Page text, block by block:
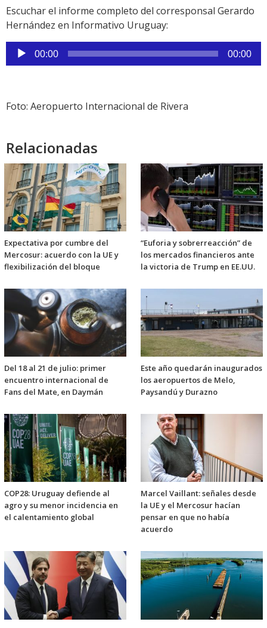
Escuchar el informe completo del corresponsal Gerardo
Hernández en Informativo Uruguay:
Reproductor
de
00:00 00:00
Foto: Aeropuerto Internacional de Rivera
Relacionadas
Expectativa por cumbre del
Mercosur: acuerdo con la UE y
flexibilización del bloque
“Euforia y sobrerreacción” de
los mercados financieros ante
la victoria de Trump en EE.UU.
Del 18 al 21 de julio: primer
encuentro internacional de
Fans del Mate, en Daymán
Este año quedarán inaugurados
los aeropuertos de Melo,
Paysandú y Durazno
COP28: Uruguay defiende al
agro y su menor incidencia en
el calentamiento global
Marcel Vaillant: señales desde
la UE y el Mercosur hacían
pensar en que no había
acuerdo